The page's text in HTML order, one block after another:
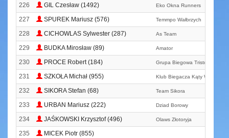
226 GIL Czesław (1492) Eko Okna Runners
227 SPUREK Mariusz (576) Temmpo Wałbrzych
228 CICHOWLAS Sylwester (287) As Team
229 BUDKA Mirosław (89) Amator
230 PROCE Robert (184) Grupa Biegowa Tristone
231 SZKOŁA Michał (955) Klub Biegacza Kąty
232 SIKORA Stefan (68) Team Sikora
233 URBAN Mariusz (222) Dziad Borowy
234 JAŚKOWSKI Krzysztof (496) Olaws Złotoryja
235
MICEK Piotr (855)